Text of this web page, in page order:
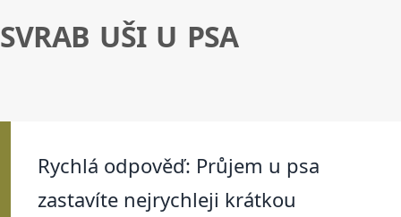
SVRAB UŠI U PSA
Rychlá odpověď: Průjem u psa
zastavíte nejrychleji krátkou